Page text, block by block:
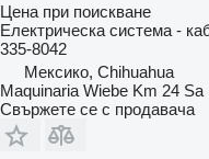
Цена при поискване
Електрическа система -
335-8042
Мексико, Chihuahua
Maquinaria Wiebe Km 24 Sa
Свържете се с продавача